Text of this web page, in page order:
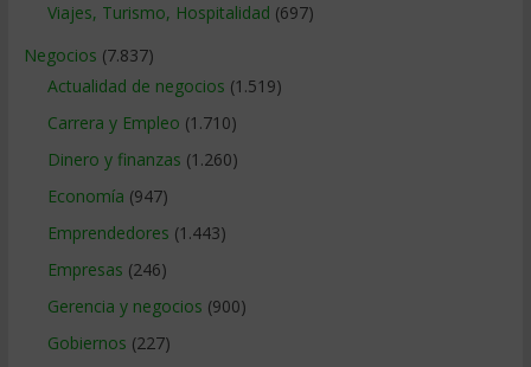
Viajes, Turismo, Hospitalidad (697)
Negocios (7.837)
Actualidad de negocios (1.519)
Carrera y Empleo (1.710)
Dinero y finanzas (1.260)
Economía (947)
Emprendedores (1.443)
Empresas (246)
Gerencia y negocios (900)
Gobiernos (227)